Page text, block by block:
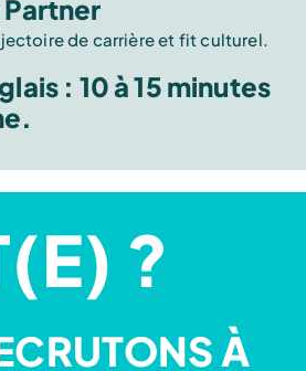
de carrière et fit culturel.
: 10 à 15 minutes
?
À